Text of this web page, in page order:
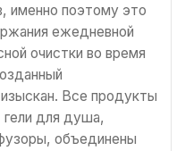
именно поэтому это
ежедневной
очистки во время
Все продукты
для душа,
объединены